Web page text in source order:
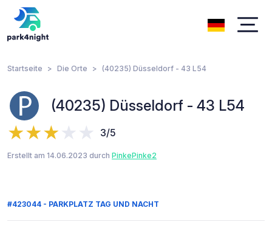
Startseite Die Orte (40235) Düsseldorf - 43 L54
(40235) Düsseldorf - 43 L54
3/5
Erstellt am 14.06.2023 durch PinkePinke2
#423044 - PARKPLATZ TAG UND NACHT